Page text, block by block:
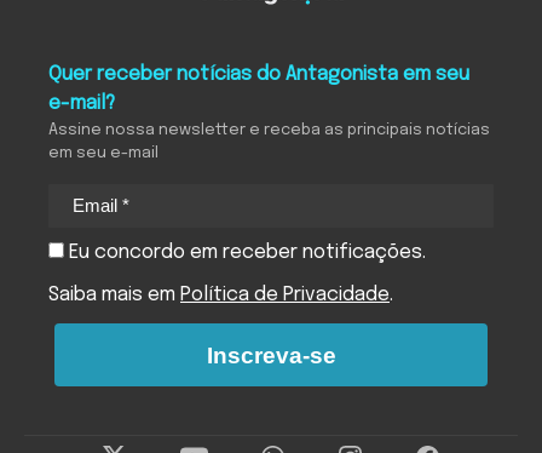
Quer receber notícias do Antagonista em seu
e-mail?
Assine nossa newsletter e receba as principais notícias
em seu e-mail
Eu concordo em receber notificações.
Saiba mais em Política de Privacidade.
Inscreva-se